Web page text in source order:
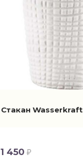
Стакан
1 450